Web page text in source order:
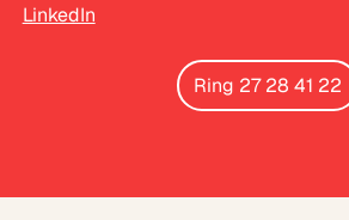
LinkedIn
Ring 27 28 41 22